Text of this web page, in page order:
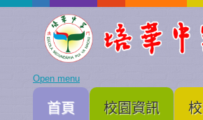
Open menu
首頁 校園資訊